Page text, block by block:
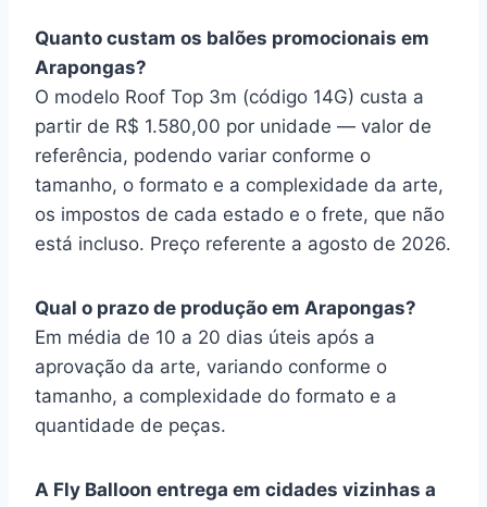
Quanto custam os balões promocionais em
Arapongas?
O modelo Roof Top 3m (código 14G) custa a
partir de R$ 1.580,00 por unidade — valor de
referência, podendo variar conforme o
tamanho, o formato e a complexidade da arte,
os impostos de cada estado e o frete, que não
está incluso. Preço referente a agosto de 2026.
Qual o prazo de produção em Arapongas?
Em média de 10 a 20 dias úteis após a
aprovação da arte, variando conforme o
tamanho, a complexidade do formato e a
quantidade de peças.
A Fly Balloon entrega em cidades vizinhas a